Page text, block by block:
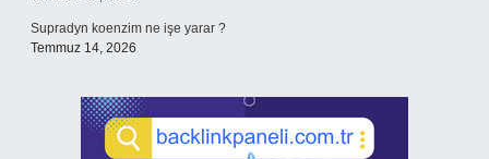
Supradyn koenzim ne işe yarar ?
Temmuz 14, 2026